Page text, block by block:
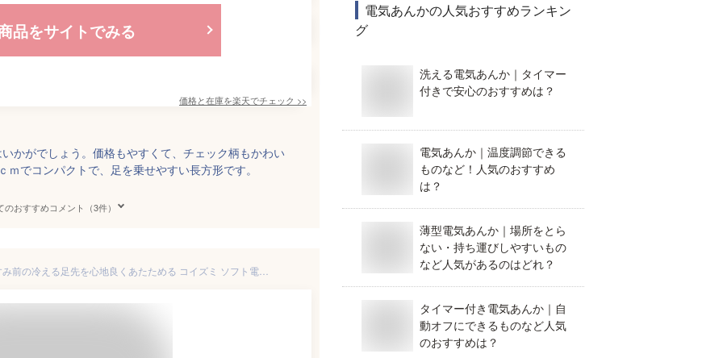
品をサイトでみる
価格と在庫を楽天でチェック >>
かがでしょう。価格もやすくて、チェック柄もかわい
でコンパクトで、足を乗せやすい長方形です。
のおすすめコメント（3件）
電気あんかの人気おすすめランキン
グ
洗える電気あんか｜タイマー
付きで安心のおすすめは？
電気あんか｜温度調節できる
ものなど！人気のおすすめ
は？
薄型電気あんか｜場所をとら
ない・持ち運びしやすいもの
など人気があるのはどれ？
タイマー付き電気あんか｜自
動オフにできるものなど人気
のおすすめは？